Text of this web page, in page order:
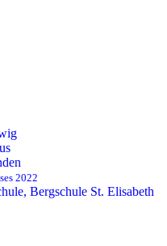
2022
Bergschule St. Elisabeth